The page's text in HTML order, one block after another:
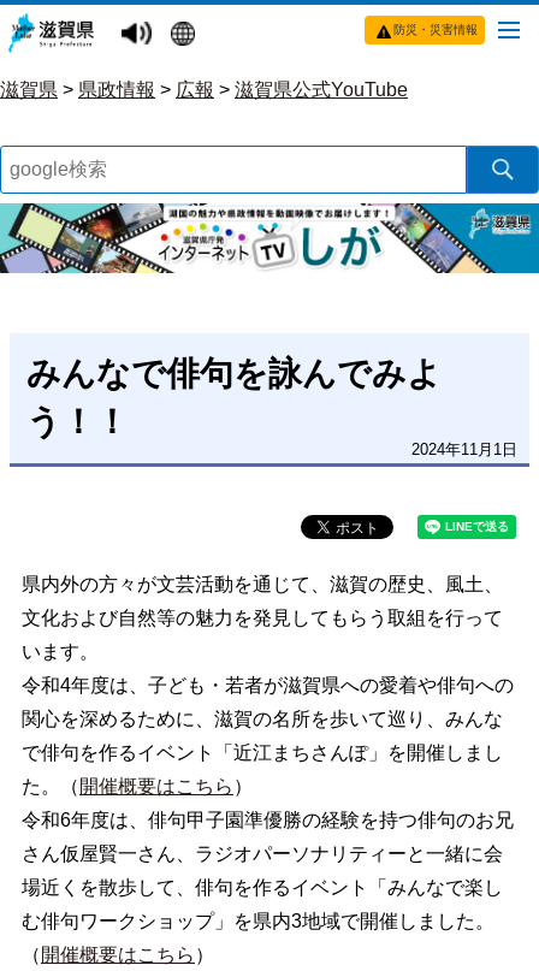
防災・災害情報
滋賀県 > 県政情報 > 広報 > 滋賀県公式YouTube
みんなで俳句を詠んでみよ
う！！
2024年11月1日
県内外の方々が文芸活動を通じて、滋賀の歴史、風土、
文化および自然等の魅力を発見してもらう取組を行って
います。
令和4年度は、子ども・若者が滋賀県への愛着や俳句への
関心を深めるために、滋賀の名所を歩いて巡り、みんな
で俳句を作るイベント「近江まちさんぽ」を開催しまし
た。（ 開催概要はこちら ）
令和6年度は、俳句甲子園準優勝の経験を持つ俳句のお兄
さん仮屋賢一さん、ラジオパーソナリティーと一緒に会
場近くを散歩して、俳句を作るイベント「みんなで楽し
む俳句ワークショップ」を県内3地域で開催しました。
（ 開催概要はこちら ）